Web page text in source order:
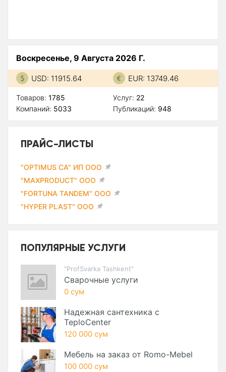
Воскресенье, 9 Августа 2026 Г.
USD: 11915.64 EUR: 13749.46
Товаров: 1785
Компаний: 5033
Услуг: 22
Публикаций: 948
ПРАЙС-ЛИСТЫ
"OPTIMUS CA" ИП ООО
"MAXPRODUCT" ООО
"FORTUNA TANDEM" ООО
"HYPER PLAST" ООО
ПОПУЛЯРНЫЕ УСЛУГИ
"ProfSvarka Tashkent"
Сварочные услуги
0 сум
Надежная сантехника с
TeploCenter
120 000 сум
Мебель на заказ от Romo-Mebel
100 000 сум